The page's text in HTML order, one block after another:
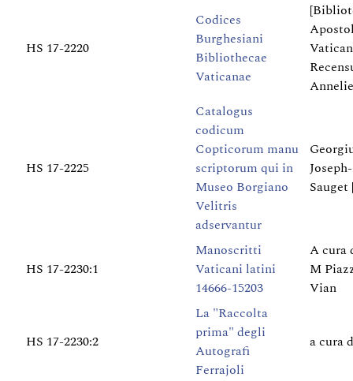
HS 17-2220
Codices
Burghesiani
Bibliothecae
Vaticanae
HS 17-2225
Catalogus
codicum
Copticorum manu
scriptorum qui in
Museo Borgiano
Velitris
adservantur
HS 17-2230:1
Manoscritti
Vaticani latini
14666-15203
A cura
M
Vian
HS 17-2230:2
La "Raccolta
prima" degli
Autografi
Ferrajoli
a cura